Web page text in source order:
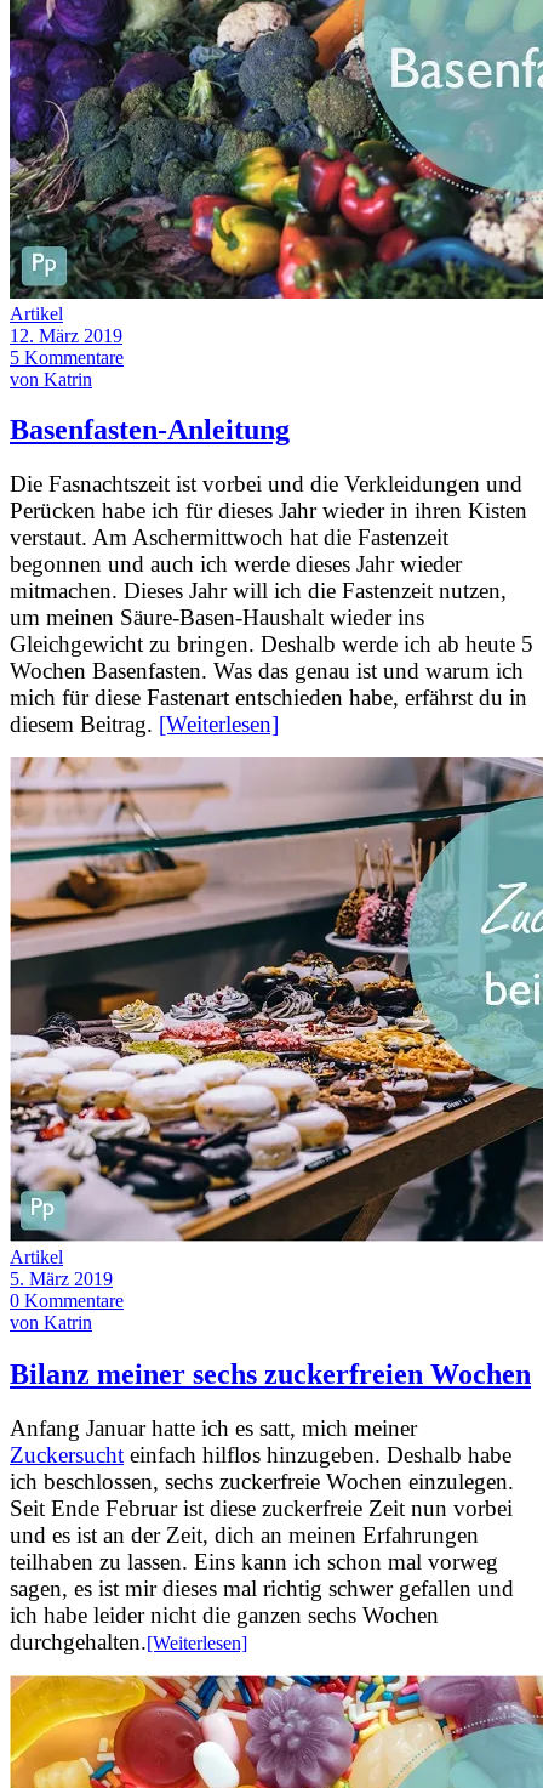
Artikel
12. März 2019
5 Kommentare
von Katrin
Basenfasten-Anleitung
Die Fasnachtszeit ist vorbei und die Verkleidungen und
Perücken habe ich für dieses Jahr wieder in ihren Kisten
verstaut. Am Aschermittwoch hat die Fastenzeit
begonnen und auch ich werde dieses Jahr wieder
mitmachen. Dieses Jahr will ich die Fastenzeit nutzen,
um meinen Säure-Basen-Haushalt wieder ins
Gleichgewicht zu bringen. Deshalb werde ich ab heute 5
Wochen Basenfasten. Was das genau ist und warum ich
mich für diese Fastenart entschieden habe, erfährst du in
diesem Beitrag. [Weiterlesen]
Artikel
5. März 2019
0 Kommentare
von Katrin
Bilanz meiner sechs zuckerfreien Wochen
Anfang Januar hatte ich es satt, mich meiner
Zuckersucht einfach hilflos hinzugeben. Deshalb habe
ich beschlossen, sechs zuckerfreie Wochen einzulegen.
Seit Ende Februar ist diese zuckerfreie Zeit nun vorbei
und es ist an der Zeit, dich an meinen Erfahrungen
teilhaben zu lassen. Eins kann ich schon mal vorweg
sagen, es ist mir dieses mal richtig schwer gefallen und
ich habe leider nicht die ganzen sechs Wochen
durchgehalten.[Weiterlesen]